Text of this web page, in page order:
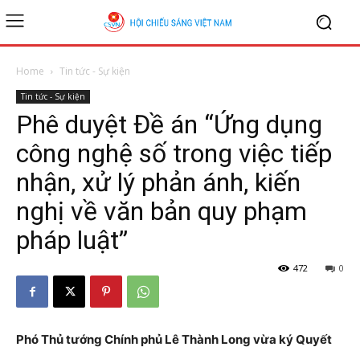
Home Tin tức - Sự kiện
Tin tức - Sự kiện
Phê duyệt Đề án “Ứng dụng
công nghệ số trong việc tiếp
nhận, xử lý phản ánh, kiến
nghị về văn bản quy phạm
pháp luật”
0
472
Phó Thủ tướng Chính phủ Lê Thành Long vừa ký Quyết